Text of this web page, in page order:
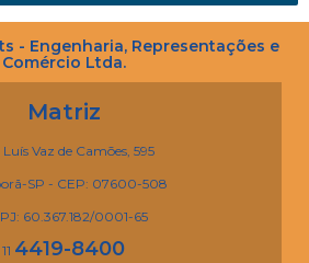
- Engenharia, Representações e
Comércio Ltda.
Matriz
Vaz de Camões, 595
SP - CEP: 07600-508
60.367.182/0001-65
11 4419-8400